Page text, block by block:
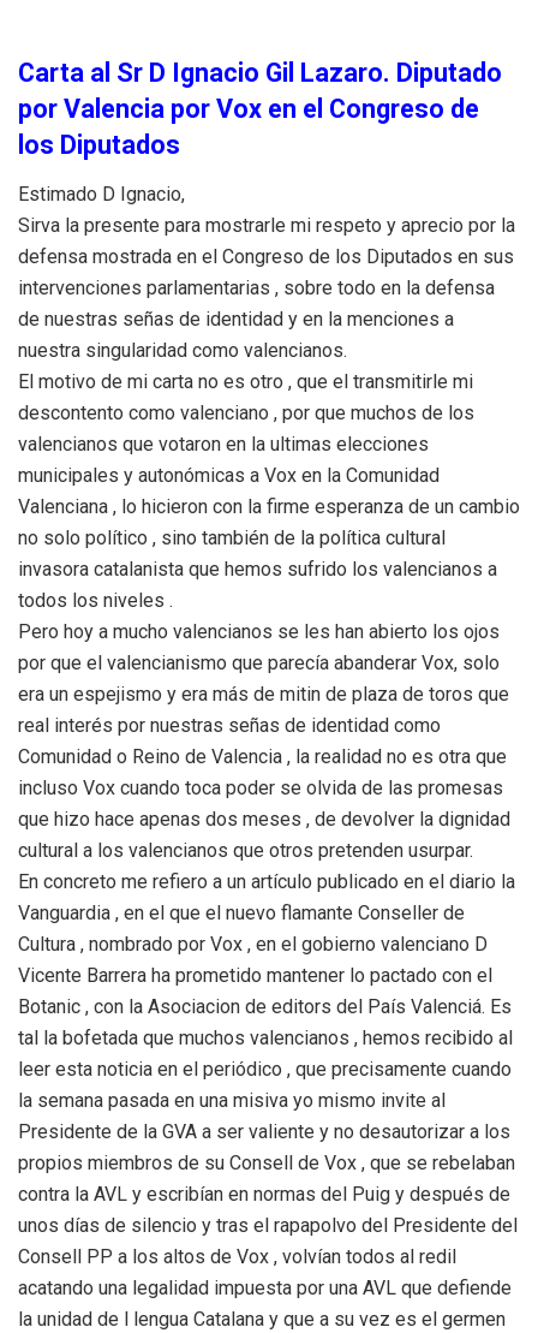
Carta al Sr D Ignacio Gil Lazaro. Diputado
por Valencia por Vox en el Congreso de
los Diputados
Estimado D Ignacio,
Sirva la presente para mostrarle mi respeto y aprecio por la
defensa mostrada en el Congreso de los Diputados en sus
intervenciones parlamentarias , sobre todo en la defensa
de nuestras señas de identidad y en la menciones a
nuestra singularidad como valencianos.
El motivo de mi carta no es otro , que el transmitirle mi
descontento como valenciano , por que muchos de los
valencianos que votaron en la ultimas elecciones
municipales y autonómicas a Vox en la Comunidad
Valenciana , lo hicieron con la firme esperanza de un cambio
no solo político , sino también de la política cultural
invasora catalanista que hemos sufrido los valencianos a
todos los niveles .
Pero hoy a mucho valencianos se les han abierto los ojos
por que el valencianismo que parecía abanderar Vox, solo
era un espejismo y era más de mitin de plaza de toros que
real interés por nuestras señas de identidad como
Comunidad o Reino de Valencia , la realidad no es otra que
incluso Vox cuando toca poder se olvida de las promesas
que hizo hace apenas dos meses , de devolver la dignidad
cultural a los valencianos que otros pretenden usurpar.
En concreto me refiero a un artículo publicado en el diario la
Vanguardia , en el que el nuevo flamante Conseller de
Cultura , nombrado por Vox , en el gobierno valenciano D
Vicente Barrera ha prometido mantener lo pactado con el
Botanic , con la Asociacion de editors del País Valenciá. Es
tal la bofetada que muchos valencianos , hemos recibido al
leer esta noticia en el periódico , que precisamente cuando
la semana pasada en una misiva yo mismo invite al
Presidente de la GVA a ser valiente y no desautorizar a los
propios miembros de su Consell de Vox , que se rebelaban
contra la AVL y escribían en normas del Puig y después de
unos días de silencio y tras el rapapolvo del Presidente del
Consell PP a los altos de Vox , volvían todos al redil
acatando una legalidad impuesta por una AVL que defiende
la unidad de l lengua Catalana y que a su vez es el germen